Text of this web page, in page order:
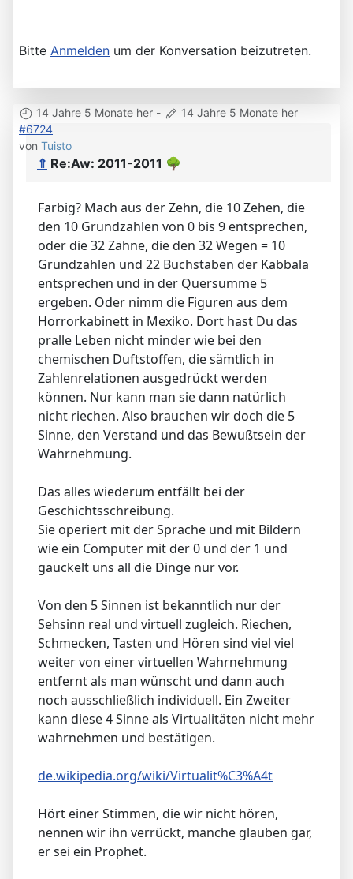
Bitte Anmelden um der Konversation beizutreten.
14 Jahre 5 Monate her -
14 Jahre 5 Monate her
#6724
von Tuisto
⇑ Re:Aw: 2011-2011 🌳
Farbig? Mach aus der Zehn, die 10 Zehen, die
den 10 Grundzahlen von 0 bis 9 entsprechen,
oder die 32 Zähne, die den 32 Wegen = 10
Grundzahlen und 22 Buchstaben der Kabbala
entsprechen und in der Quersumme 5
ergeben. Oder nimm die Figuren aus dem
Horrorkabinett in Mexiko. Dort hast Du das
pralle Leben nicht minder wie bei den
chemischen Duftstoffen, die sämtlich in
Zahlenrelationen ausgedrückt werden
können. Nur kann man sie dann natürlich
nicht riechen. Also brauchen wir doch die 5
Sinne, den Verstand und das Bewußtsein der
Wahrnehmung.
Das alles wiederum entfällt bei der
Geschichtsschreibung.
Sie operiert mit der Sprache und mit Bildern
wie ein Computer mit der 0 und der 1 und
gauckelt uns all die Dinge nur vor.
Von den 5 Sinnen ist bekanntlich nur der
Sehsinn real und virtuell zugleich. Riechen,
Schmecken, Tasten und Hören sind viel viel
weiter von einer virtuellen Wahrnehmung
entfernt als man wünscht und dann auch
noch ausschließlich individuell. Ein Zweiter
kann diese 4 Sinne als Virtualitäten nicht mehr
wahrnehmen und bestätigen.
de.wikipedia.org/wiki/Virtualit%C3%A4t
Hört einer Stimmen, die wir nicht hören,
nennen wir ihn verrückt, manche glauben gar,
er sei ein Prophet.